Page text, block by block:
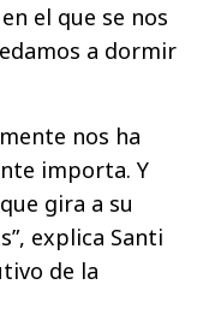
el que se nos
a dormir
nos ha
importa. Y
gira a su
explica Santi
de la